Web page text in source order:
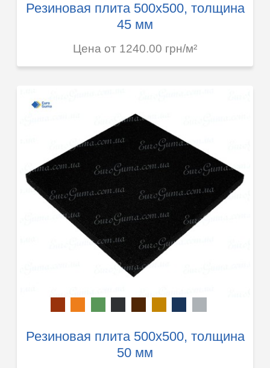
Резиновая плита 500х500, толщина
45 мм
Цена от 1240.00 грн/м²
Резиновая плита 500х500, толщина
50 мм